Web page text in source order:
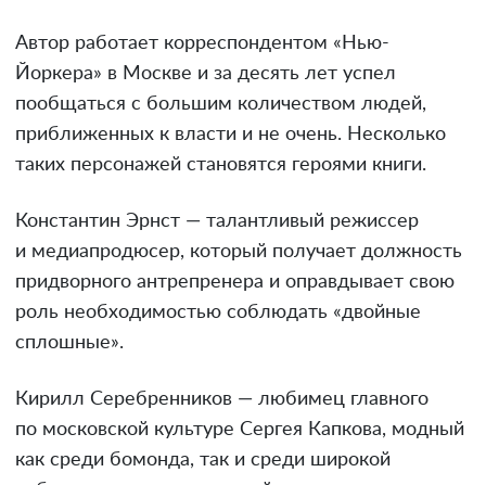
Автор работает корреспондентом «Нью-
Йоркера» в Москве и за десять лет успел
пообщаться с большим количеством людей,
приближенных к власти и не очень. Несколько
таких персонажей становятся героями книги.
Константин Эрнст — талантливый режиссер
и медиапродюсер, который получает должность
придворного антрепренера и оправдывает свою
роль необходимостью соблюдать «двойные
сплошные».
Кирилл Серебренников — любимец главного
по московской культуре Сергея Капкова, модный
как среди бомонда, так и среди широкой